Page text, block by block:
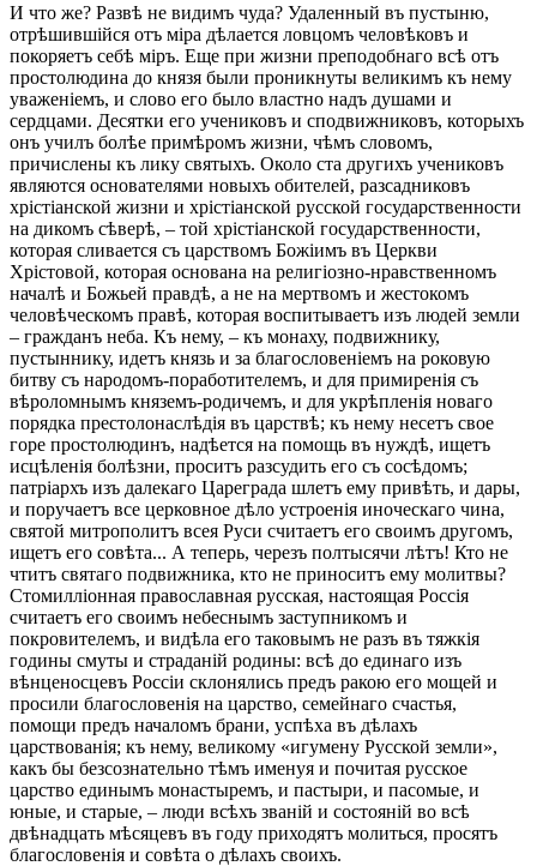
И что же? Развѣ не видимъ чуда? Удаленный въ пустыню,
отрѣшившійся отъ міра дѣлается ловцомъ человѣковъ и
покоряетъ себѣ міръ. Еще при жизни преподобнаго всѣ отъ
простолюдина до князя были проникнуты великимъ къ нему
уваженіемъ, и слово его было властно надъ душами и
сердцами. Десятки его учениковъ и сподвижниковъ, которыхъ
онъ училъ болѣе примѣромъ жизни, чѣмъ словомъ,
причислены къ лику святыхъ. Около ста другихъ учениковъ
являются основателями новыхъ обителей, разсадниковъ
хрістіанской жизни и хрістіанской русской государственности
на дикомъ сѣверѣ, – той хрістіанской государственности,
которая сливается съ царствомъ Божіимъ въ Церкви
Хрістовой, которая основана на религіозно-нравственномъ
началѣ и Божьей правдѣ, а не на мертвомъ и жестокомъ
человѣческомъ правѣ, которая воспитываетъ изъ людей земли
– гражданъ неба. Къ нему, – къ монаху, подвижнику,
пустыннику, идетъ князь и за благословеніемъ на роковую
битву съ народомъ-поработителемъ, и для примиренія съ
вѣроломнымъ княземъ-родичемъ, и для укрѣпленія новаго
порядка престолонаслѣдія въ царствѣ; къ нему несетъ свое
горе простолюдинъ, надѣется на помощь въ нуждѣ, ищетъ
исцѣленія болѣзни, проситъ разсудить его съ сосѣдомъ;
патріархъ изъ далекаго Цареграда шлетъ ему привѣть, и дары,
и поручаетъ все церковное дѣло устроенія иноческаго чина,
святой митрополитъ всея Руси считаетъ его своимъ другомъ,
ищетъ его совѣта... А теперь, черезъ полтысячи лѣтъ! Кто не
чтитъ святаго подвижника, кто не приноситъ ему молитвы?
Стомилліонная православная русская, настоящая Россія
считаетъ его своимъ небеснымъ заступникомъ и
покровителемъ, и видѣла его таковымъ не разъ въ тяжкія
годины смуты и страданій родины: всѣ до единаго изъ
вѣнценосцевъ Россіи склонялись предъ ракою его мощей и
просили благословенія на царство, семейнаго счастья,
помощи предъ началомъ брани, успѣха въ дѣлахъ
царствованія; къ нему, великому «игумену Русской земли»,
какъ бы безсознательно тѣмъ именуя и почитая русское
царство единымъ монастыремъ, и пастыри, и пасомые, и
юные, и старые, – люди всѣхъ званій и состояній во всѣ
двѣнадцать мѣсяцевъ въ году приходятъ молиться, просятъ
благословенія и совѣта о дѣлахъ своихъ.